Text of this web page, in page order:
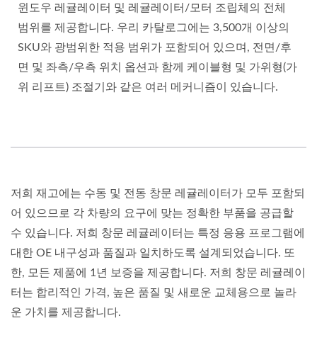
윈도우 레귤레이터 및 레귤레이터/모터 조립체의 전체
범위를 제공합니다. 우리 카탈로그에는 3,500개 이상의
SKU와 광범위한 적용 범위가 포함되어 있으며, 전면/후
면 및 좌측/우측 위치 옵션과 함께 케이블형 및 가위형(가
위 리프트) 조절기와 같은 여러 메커니즘이 있습니다.
저희 재고에는 수동 및 전동 창문 레귤레이터가 모두 포함되
어 있으므로 각 차량의 요구에 맞는 정확한 부품을 공급할
수 있습니다. 저희 창문 레귤레이터는 특정 응용 프로그램에
대한 OE 내구성과 품질과 일치하도록 설계되었습니다. 또
한, 모든 제품에 1년 보증을 제공합니다. 저희 창문 레귤레이
터는 합리적인 가격, 높은 품질 및 새로운 교체용으로 놀라
운 가치를 제공합니다.